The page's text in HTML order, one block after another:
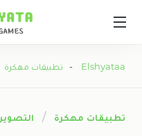
Elshyataa
- تطبيقات مهكرة
تطبيقات مهكرة التصوير